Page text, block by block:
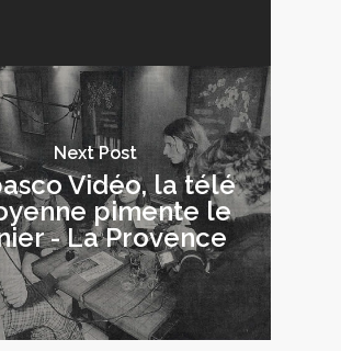
Next Post
Vidéo, la télé
pimente le
- La Provence